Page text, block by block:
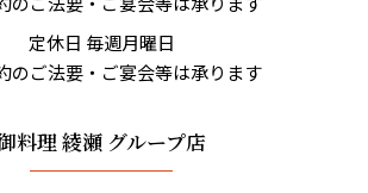
定休日 毎週月曜日
のご法要・ご宴会等は承ります
料理 綾瀬 グループ店